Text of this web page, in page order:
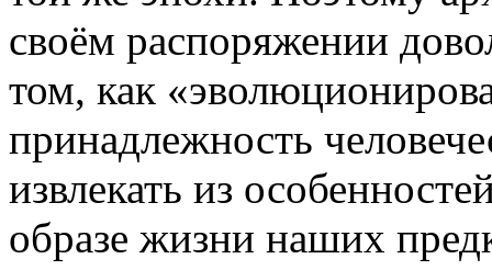
своём распоряжении
том, как
принадлежность
извлекать из
образе жизни наших